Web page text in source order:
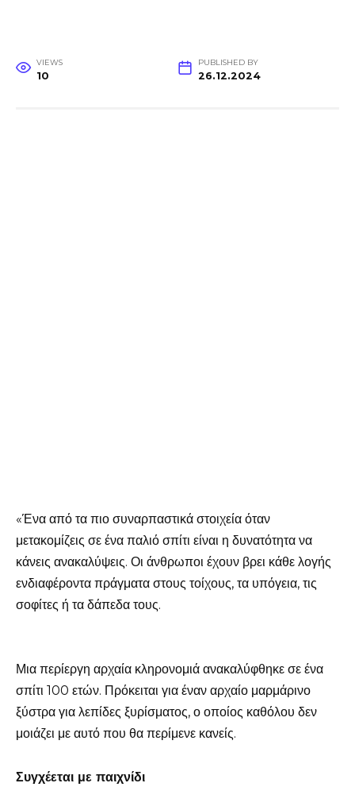
VIEWS
10
PUBLISHED BY
26.12.2024
«Ένα από τα πιο συναρπαστικά στοιχεία όταν
μετακομίζεις σε ένα παλιό σπίτι είναι η δυνατότητα να
κάνεις ανακαλύψεις. Οι άνθρωποι έχουν βρει κάθε λογής
ενδιαφέροντα πράγματα στους τοίχους, τα υπόγεια, τις
σοφίτες ή τα δάπεδα τους.
Μια περίεργη αρχαία κληρονομιά ανακαλύφθηκε σε ένα
σπίτι 100 ετών. Πρόκειται για έναν αρχαίο μαρμάρινο
ξύστρα για λεπίδες ξυρίσματος, ο οποίος καθόλου δεν
μοιάζει με αυτό που θα περίμενε κανείς.
Συγχέεται με παιχνίδι